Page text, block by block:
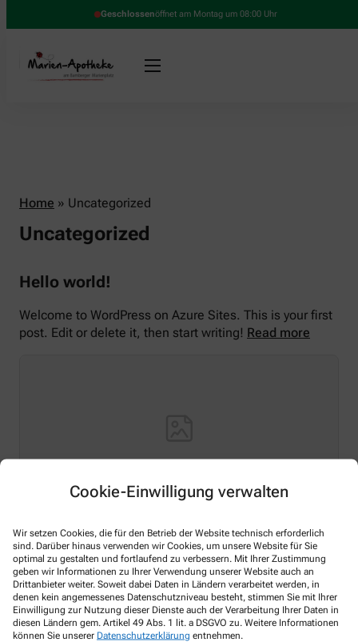
Cookie-Einwilligung verwalten
Wir setzen Cookies, die für den Betrieb der Website technisch erforderlich
sind. Darüber hinaus verwenden wir Cookies, um unsere Website für Sie
optimal zu gestalten und fortlaufend zu verbessern. Mit Ihrer Zustimmung
geben wir Informationen zu Ihrer Verwendung unserer Website auch an
Drittanbieter weiter. Soweit dabei Daten in Ländern verarbeitet werden, in
denen kein angemessenes Datenschutzniveau besteht, stimmen Sie mit Ihrer
Einwilligung zur Nutzung dieser Dienste auch der Verarbeitung Ihrer Daten in
diesen Ländern gem. Artikel 49 Abs. 1 lit. a DSGVO zu. Weitere Informationen
können Sie unserer Datenschutzerklärung entnehmen.
Geschlossenöffnet am Montag um 08:00 Uhr
Home » Uncategorized
Uncategorized
Hello world!
Welcome to WordPress on Azure Sites. This is your first
post. Edit or delete it, then start writing! Read more
Hello world!
Welcome to WordPress on Azure Sites. This is your first
post. Edit or delete it, then start writing!
Mehr Lesen